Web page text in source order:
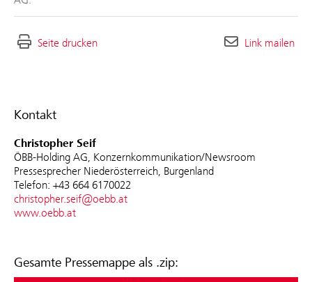
Kontakt
Christopher Seif
ÖBB-Holding AG, Konzernkommunikation/Newsroom
Pressesprecher Niederösterreich, Burgenland
Telefon: +43 664 6170022
christopher.seif@oebb.at
www.oebb.at
Gesamte Pressemappe als .zip:
Seite drucken Link mailen